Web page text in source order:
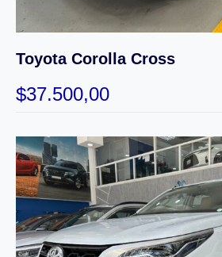
Toyota Corolla Cross
$37.500,00